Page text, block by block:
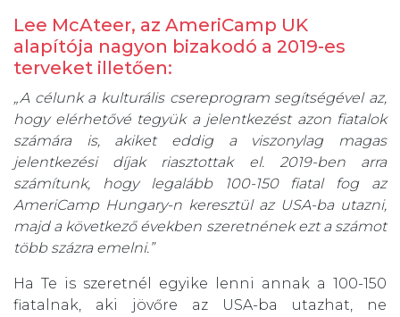
Lee McAteer, az AmeriCamp UK
alapítója nagyon bizakodó a 2019-es
terveket illetően:
„A célunk a kulturális csereprogram segítségével az,
hogy elérhetővé tegyüka jelentkezést azonfiatalok
számára is, akiket eddig a viszonylag magas
jelentkezési díjak riasztottak el. 2019-ben arra
számítunk, hogy legalább 100-150 fiatal fog az
AmeriCamp Hungary-n keresztül az USA-ba utazni,
majd a következő években szeretnének ezt a számot
több százra emelni.”
Ha Te is szeretnél egyike lenni annak a 100-150
fiatalnak, aki jövőre az USA-ba utazhat, ne